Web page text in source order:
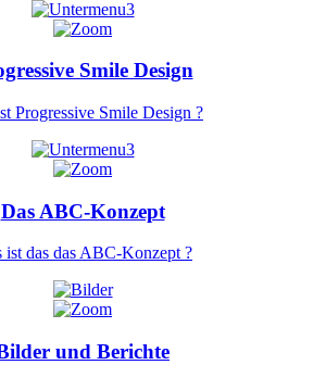
Smile Design
Progressive Smile Design ?
Das ABC-Konzept
ist das das ABC-Konzept ?
und Berichte